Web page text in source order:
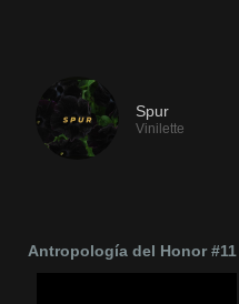
Spur
Vinilette
Antropología del Honor